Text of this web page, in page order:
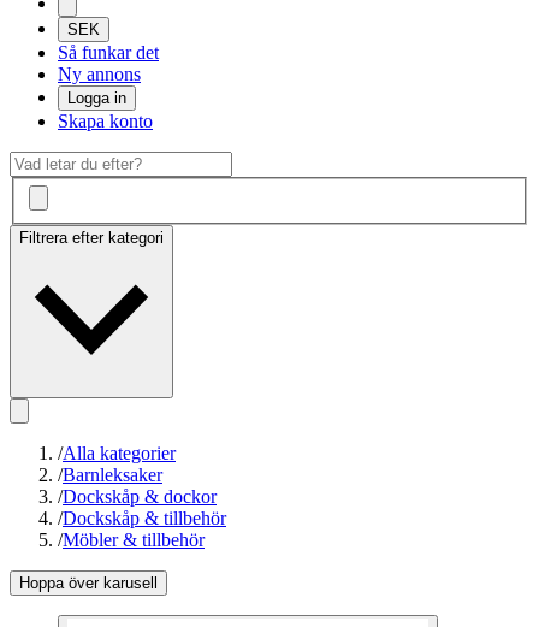
SEK
Så funkar det
Ny annons
Logga in
Skapa konto
Filtrera efter kategori
/Alla kategorier
/Barnleksaker
/Dockskåp & dockor
/Dockskåp & tillbehör
/Möbler & tillbehör
Hoppa över karusell